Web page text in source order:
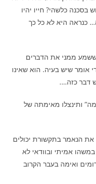
בסכנה כלשהי? חייו יהיו
כנראה היא לא כל כך
ששמע ממני את הדברים
אומר שיש בעיה. הוא שאינו
דבר כזה….
ותינצלו מאימתה של
הנאמר בתקשורת יכולים
אמיתי ובוודאי לא
ואימה בעבר הקרוב